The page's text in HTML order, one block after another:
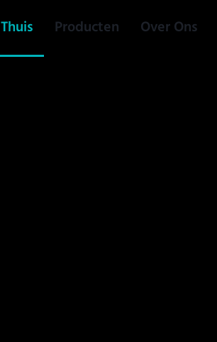
Thuis Producten Over Ons